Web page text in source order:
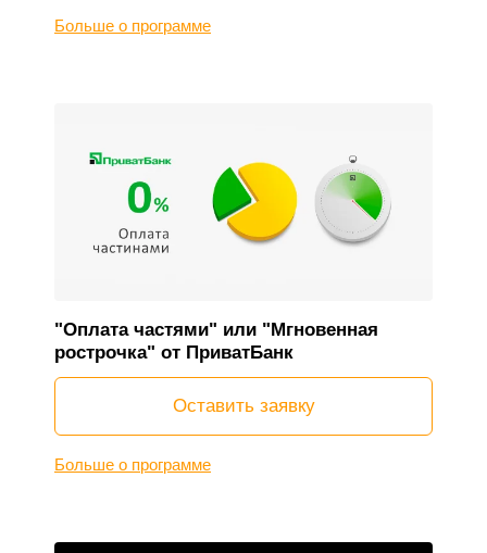
Больше о программе
"Оплата частями" или "Мгновенная
рострочка" от ПриватБанк
Оставить заявку
Больше о программе